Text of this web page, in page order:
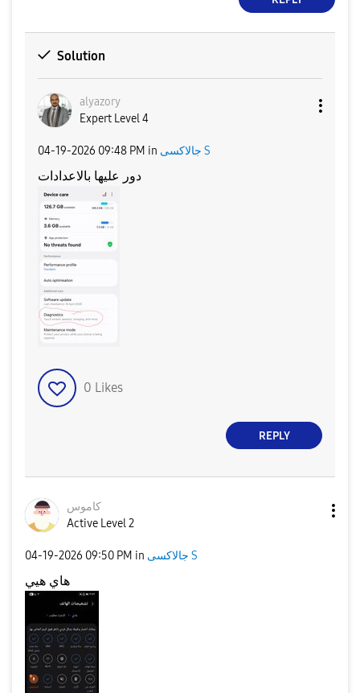
Solution
alyazory
Expert Level 4
‎04-19-2026 09:48 PM in جالاكسى S
دور عليها بالاعدادات
0 Likes
REPLY
كاموس
Active Level 2
‎04-19-2026 09:50 PM in جالاكسى S
هاي هيي